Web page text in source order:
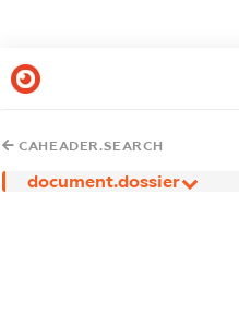
CAHEADER.SEARCH
document.dossier